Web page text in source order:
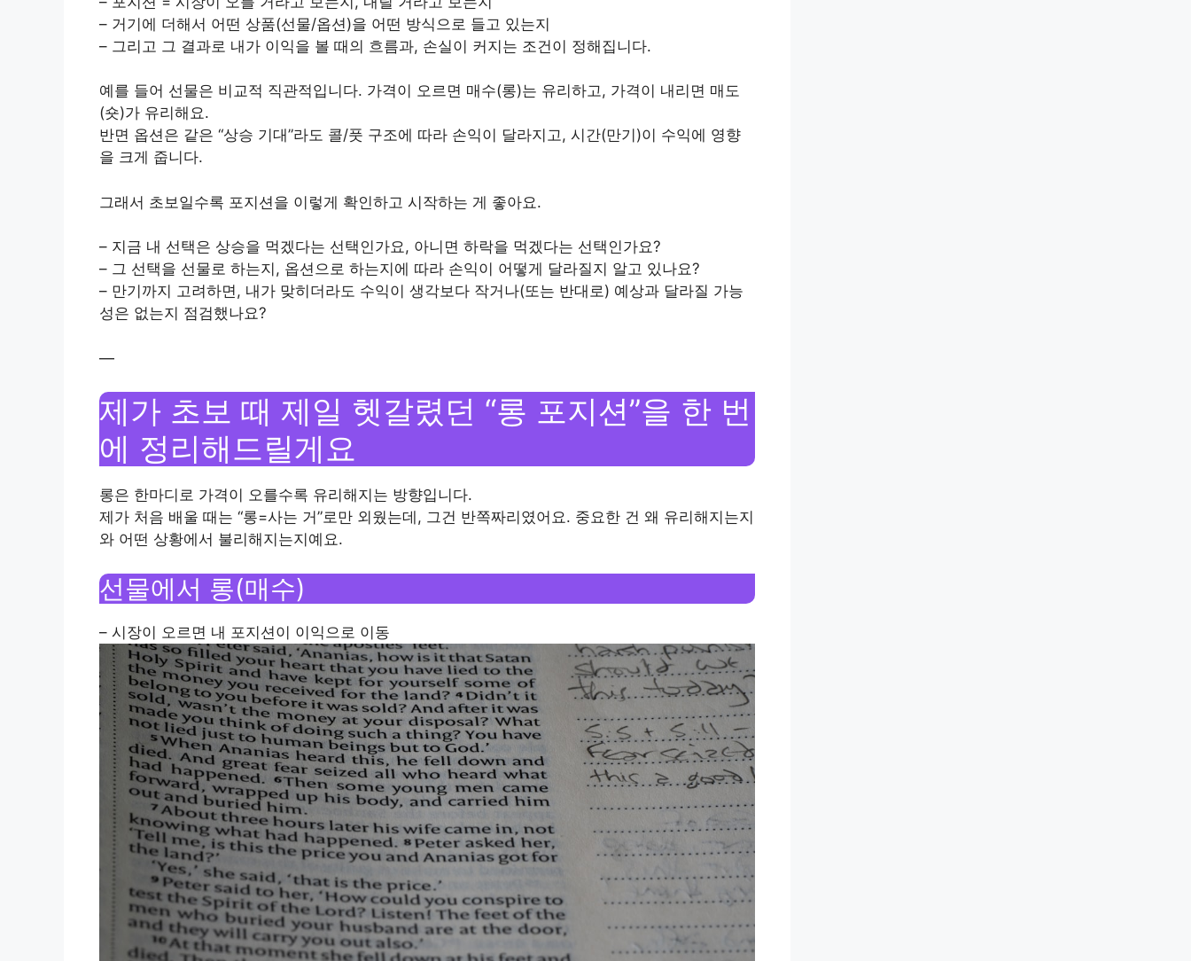
– 거기에 더해서 어떤 상품(선물/옵션)을 어떤 방식으로 들고 있는지
– 그리고 그 결과로 내가 이익을 볼 때의 흐름과, 손실이 커지는 조건이 정해집니다.
예를 들어 선물은 비교적 직관적입니다. 가격이 오르면 매수(롱)는 유리하고, 가격이 내리면 매도
(숏)가 유리해요.
반면 옵션은 같은 “상승 기대”라도 콜/풋 구조에 따라 손익이 달라지고, 시간(만기)이 수익에 영향
을 크게 줍니다.
그래서 초보일수록 포지션을 이렇게 확인하고 시작하는 게 좋아요.
– 지금 내 선택은 상승을 먹겠다는 선택인가요, 아니면 하락을 먹겠다는 선택인가요?
– 그 선택을 선물로 하는지, 옵션으로 하는지에 따라 손익이 어떻게 달라질지 알고 있나요?
– 만기까지 고려하면, 내가 맞히더라도 수익이 생각보다 작거나(또는 반대로) 예상과 달라질 가능
성은 없는지 점검했나요?
—
제가 초보 때 제일 헷갈렸던 “롱 포지션”을 한 번
에 정리해드릴게요
롱은 한마디로 가격이 오를수록 유리해지는 방향입니다.
제가 처음 배울 때는 “롱=사는 거”로만 외웠는데, 그건 반쪽짜리였어요. 중요한 건 왜 유리해지는지
와 어떤 상황에서 불리해지는지예요.
선물에서 롱(매수)
– 시장이 오르면 내 포지션이 이익으로 이동